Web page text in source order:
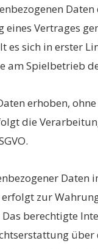
Vertrages
es sich in erster
am Spielbetrieb
erhoben,
die
zur
Das berechtigte
über